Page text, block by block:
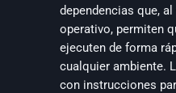
dependencias que,
operativo, permiten
ejecuten de forma
cualquier ambiente.
con instrucciones